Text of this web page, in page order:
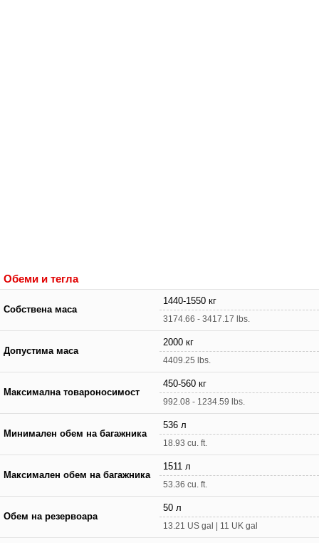
Обеми и тегла
Собствена маса
1440-1550 кг
3174.66 - 3417.17 lbs.
Допустима маса
2000 кг
4409.25 lbs.
Максимална товароносимост
450-560 кг
992.08 - 1234.59 lbs.
Минимален обем на багажника
536 л
18.93 cu. ft.
Максимален обем на багажника
1511 л
53.36 cu. ft.
Обем на резервоара
50 л
13.21 US gal | 11 UK gal